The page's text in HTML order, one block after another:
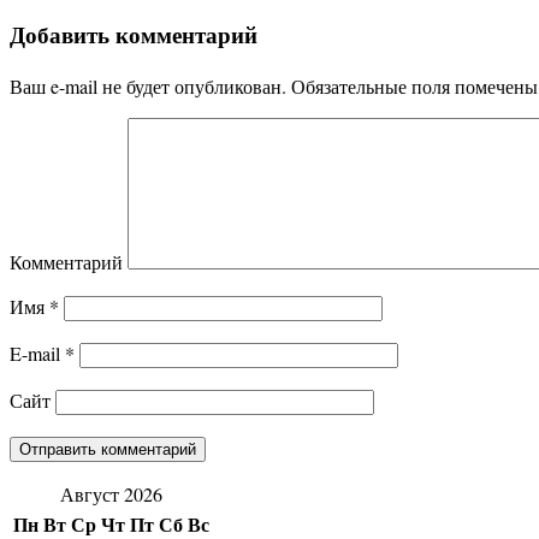
Добавить комментарий
Ваш e-mail не будет опубликован. Обязательные поля
Комментарий
Имя *
E-mail *
Сайт
Август 2026
ПнВтСрЧтПтСбВс